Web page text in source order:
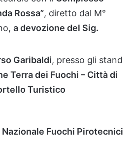
Rossa”, diretto dal M°
adevozione del Sig.
Garibaldi, presso gli stand
Terradei Fuochi – Cittàdi
Turistico
Nazionale Fuochi Pirotecnici